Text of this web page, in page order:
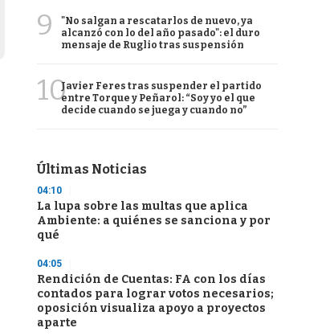
9
"No salgan a rescatarlos de nuevo, ya
alcanzó con lo del año pasado": el duro
mensaje de Ruglio tras suspensión
10Javier Feres tras suspender el partido
entre Torque y Peñarol: “Soy yo el que
decide cuando se juega y cuando no”
Últimas Noticias
04:10
La lupa sobre las multas que aplica
Ambiente: a quiénes se sanciona y por
qué
04:05
Rendición de Cuentas: FA con los días
contados para lograr votos necesarios;
oposición visualiza apoyo a proyectos
aparte